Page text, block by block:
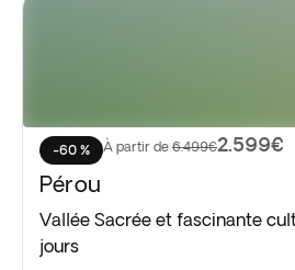
-60 % À partir de 6.499€2.599€
Pérou
Vallée Sacrée et fascinante
jours